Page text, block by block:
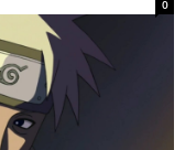
0